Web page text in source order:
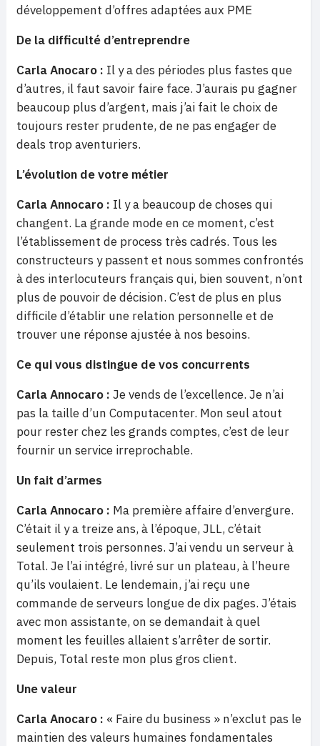
développement d’offres adaptées aux PME
De la difficulté d’entreprendre
Carla Anocaro : Il y a des périodes plus fastes que
d’autres, il faut savoir faire face. J’aurais pu gagner
beaucoup plus d’argent, mais j’ai fait le choix de
toujours rester prudente, de ne pas engager de
deals trop aventuriers.
L’évolution de votre métier
Carla Annocaro : Il y a beaucoup de choses qui
changent. La grande mode en ce moment, c’est
l’établissement de process très cadrés. Tous les
constructeurs y passent et nous sommes confrontés
à des interlocuteurs français qui, bien souvent, n’ont
plus de pouvoir de décision. C’est de plus en plus
difficile d’établir une relation personnelle et de
trouver une réponse ajustée à nos besoins.
Ce qui vous distingue de vos concurrents
Carla Annocaro : Je vends de l’excellence. Je n’ai
pas la taille d’un Computacenter. Mon seul atout
pour rester chez les grands comptes, c’est de leur
fournir un service irreprochable.
Un fait d’armes
Carla Annocaro : Ma première affaire d’envergure.
C’était il y a treize ans, à l’époque, JLL, c’était
seulement trois personnes. J’ai vendu un serveur à
Total. Je l’ai intégré, livré sur un plateau, à l’heure
qu’ils voulaient. Le lendemain, j’ai reçu une
commande de serveurs longue de dix pages. J’étais
avec mon assistante, on se demandait à quel
moment les feuilles allaient s’arrêter de sortir.
Depuis, Total reste mon plus gros client.
Une valeur
Carla Anocaro : « Faire du business » n’exclut pas le
maintien des valeurs humaines fondamentales